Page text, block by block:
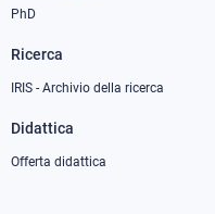
PhD
Ricerca
IRIS - Archivio della ricerca
Didattica
Offerta didattica